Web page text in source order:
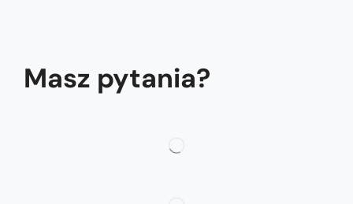
Masz pytania?